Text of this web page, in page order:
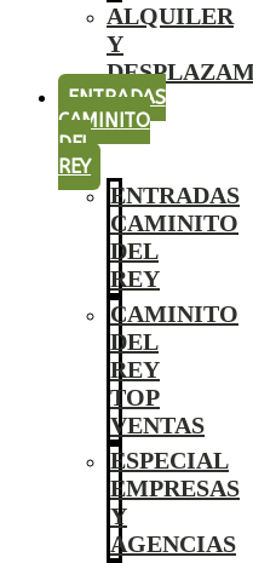
ALQUILER
Y
ENTRADAS
CAMINITO
DEL
REY
ENTRADAS
CAMINITO
DEL
REY
CAMINITO
DEL
REY
TOP
VENTAS
ESPECIAL
EMPRESAS
Y
AGENCIAS